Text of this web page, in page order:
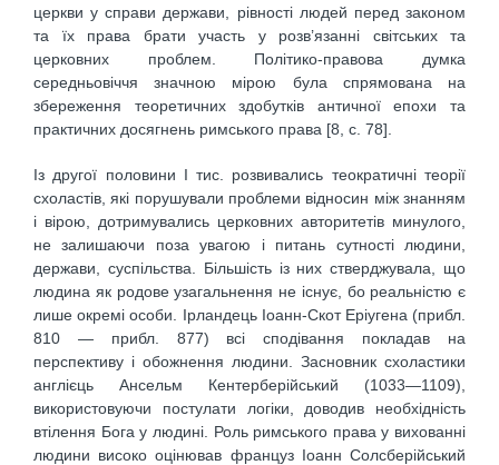
церкви у справи держави, рівності людей перед законом
та їх права брати участь у розв’язанні світських та
церковних проблем. Політико-правова думка
середньовіччя значною мірою була спрямована на
збереження теоретичних здобутків античної епохи та
практичних досягнень римського права [8, c. 78].
Із другої половини І тис. розвивались теократичні теорії
схоластів, які порушували проблеми відносин між знанням
і вірою, дотримувались церковних авторитетів минулого,
не залишаючи поза увагою і питань сутності людини,
держави, суспільства. Більшість із них стверджувала, що
людина як родове узагальнення не існує, бо реальністю є
лише окремі особи. Ірландець Іоанн-Скот Еріугена (прибл.
810 — прибл. 877) всі сподівання покладав на
перспективу і обожнення людини. Засновник схоластики
англієць Ансельм Кентерберійський (1033—1109),
використовуючи постулати логіки, доводив необхідність
втілення Бога у людині. Роль римського права у вихованні
людини високо оцінював француз Іоанн Солсберійський